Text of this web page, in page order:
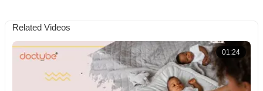
Related Videos
01:24